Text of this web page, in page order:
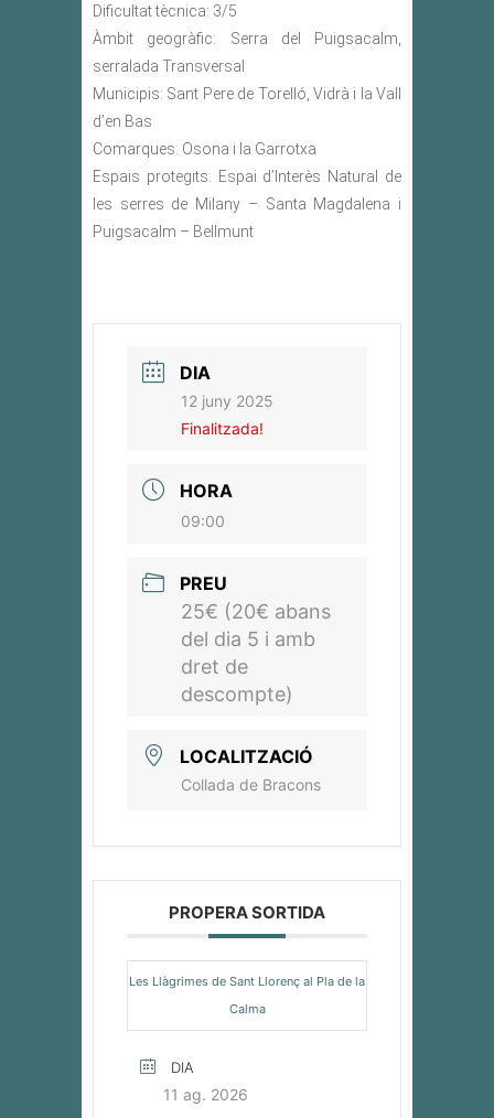
Dificultat tècnica: 3/5
Àmbit geogràfic: Serra del Puigsacalm,
serralada Transversal
Municipis: Sant Pere de Torelló, Vidrà i la Vall
d’en Bas
Comarques: Osona i la Garrotxa
Espais protegits: Espai d’Interès Natural de
les serres de Milany – Santa Magdalena i
Puigsacalm – Bellmunt
DIA
12 juny 2025
Finalitzada!
HORA
09:00
PREU
25€ (20€ abans
del dia 5 i amb
dret de
descompte)
LOCALITZACIÓ
Collada de Bracons
PROPERA SORTIDA
Les Llàgrimes de Sant Llorenç al Pla de la
Calma
DIA
11 ag. 2026